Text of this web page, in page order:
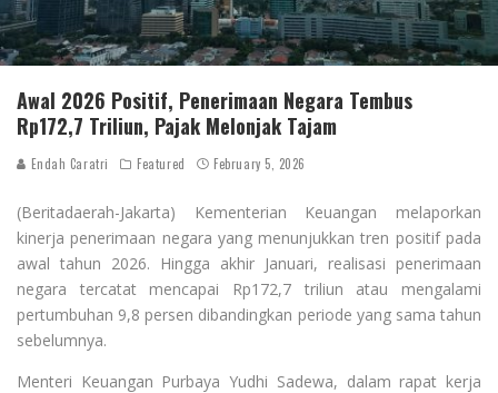
Awal 2026 Positif, Penerimaan Negara Tembus
Rp172,7 Triliun, Pajak Melonjak Tajam
Endah Caratri Featured February 5, 2026
(Beritadaerah-Jakarta) Kementerian Keuangan melaporkan
kinerja penerimaan negara yang menunjukkan tren positif pada
awal tahun 2026. Hingga akhir Januari, realisasi penerimaan
negara tercatat mencapai Rp172,7 triliun atau mengalami
pertumbuhan 9,8 persen dibandingkan periode yang sama tahun
sebelumnya.
Menteri Keuangan Purbaya Yudhi Sadewa, dalam rapat kerja